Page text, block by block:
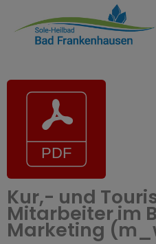
Kur,- und
Mitarbeiter im
Marketing
for: